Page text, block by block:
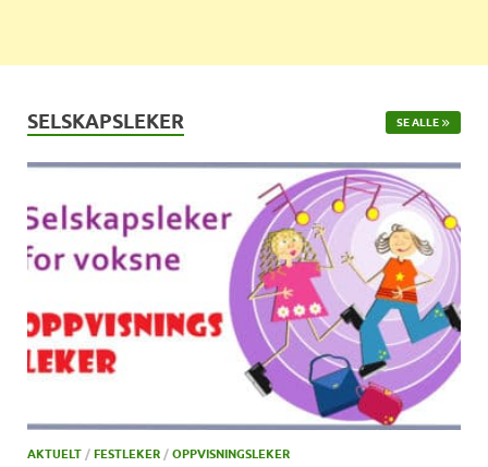
SELSKAPSLEKER SE ALLE
AKTUELT / FESTLEKER / OPPVISNINGSLEKER